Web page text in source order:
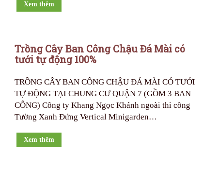
Xem thêm
Trồng Cây Ban Công Chậu Đá Mài có
tưới tự động 100%
TRỒNG CÂY BAN CÔNG CHẬU ĐÁ MÀI CÓ TƯỚI
TỰ ĐỘNG TẠI CHUNG CƯ QUẬN 7 (GỒM 3 BAN
CÔNG) Công ty Khang Ngọc Khánh ngoài thi công
Tường Xanh Đứng Vertical Minigarden…
Xem thêm